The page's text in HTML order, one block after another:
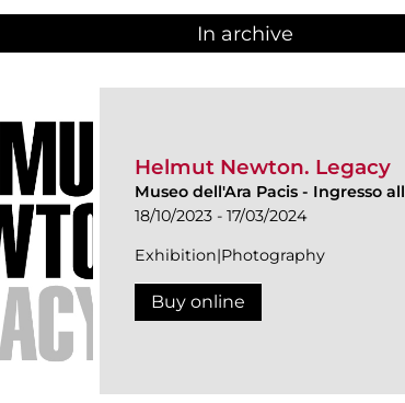
In archive
Helmut Newton. Legacy
Museo dell'Ara Pacis - Ingresso
18/10/2023 - 17/03/2024
Exhibition|Photography
Buy online